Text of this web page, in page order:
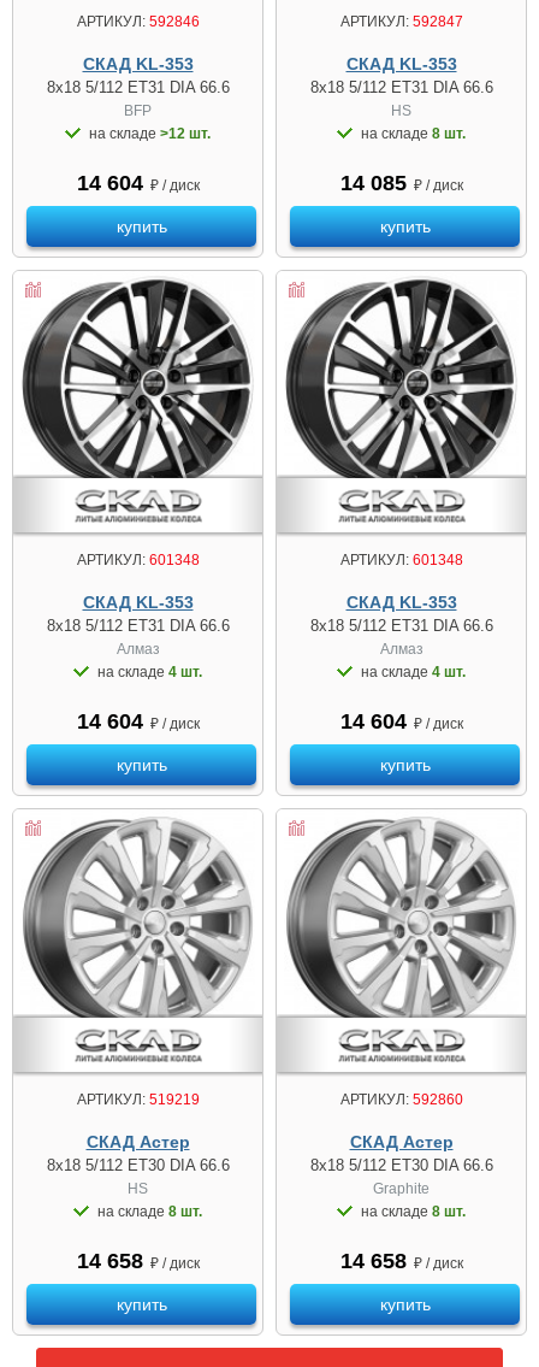
АРТИКУЛ:592846
СКАД KL-353
8x18 5/112 ET31 DIA 66.6
BFP
на складе >12 шт.
14 604 ₽ / диск
купить
АРТИКУЛ:592847
СКАД KL-353
8x18 5/112 ET31 DIA 66.6
HS
на складе 8 шт.
14 085 ₽ / диск
купить
АРТИКУЛ:601348
СКАД KL-353
8x18 5/112 ET31 DIA 66.6
Алмаз
на складе 4 шт.
14 604 ₽ / диск
купить
АРТИКУЛ:601348
СКАД KL-353
8x18 5/112 ET31 DIA 66.6
Алмаз
на складе 4 шт.
14 604 ₽ / диск
купить
АРТИКУЛ:519219
СКАД Астер
8x18 5/112 ET30 DIA 66.6
HS
на складе 8 шт.
14 658 ₽ / диск
купить
АРТИКУЛ:592860
СКАД Астер
8x18 5/112 ET30 DIA 66.6
Graphite
на складе 8 шт.
14 658 ₽ / диск
купить